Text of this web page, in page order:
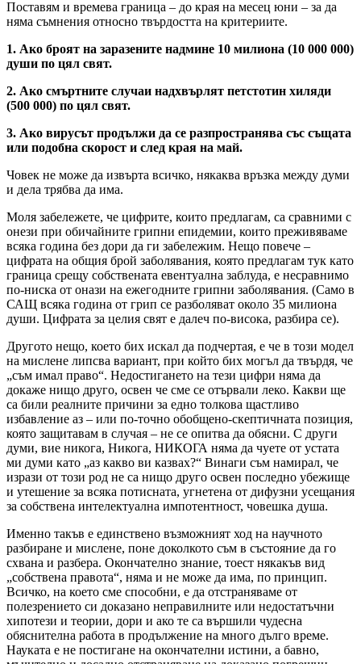
Поставям и времева граница – до края на месец юни – за да
няма съмнения относно твърдостта на критериите.
1. Ако броят на заразените надмине 10 милиона (10 000 000)
души по цял свят.
2. Ако смъртните случаи надхвърлят петстотин хиляди
(500 000) по цял свят.
3. Ако вирусът продължи да се разпространява със същата
или подобна скорост и след края на май.
Човек не може да извърта всичко, някаква връзка между думи
и дела трябва да има.
Моля забележете, че цифрите, които предлагам, са сравними с
онези при обичайните грипни епидемии, които преживяваме
всяка година без дори да ги забележим. Нещо повече –
цифрата на общия брой заболявания, която предлагам тук като
граница срещу собствената евентуална заблуда, е несравнимо
по-ниска от онази на ежегодните грипни заболявания. (Само в
САЩ всяка година от грип се разболяват около 35 милиона
души. Цифрата за целия свят е далеч по-висока, разбира се).
Другото нещо, което бих искал да подчертая, е че в този модел
на мислене липсва вариант, при който бих могъл да твърдя, че
„съм имал право“. Недостигането на тези цифри няма да
докаже нищо друго, освен че сме се отървали леко. Какви ще
са били реалните причини за едно толкова щастливо
избавление аз – или по-точно обобщено-скептичната позиция,
която защитавам в случая – не се опитва да обясни. С други
думи, вие никога, Никога, НИКОГА няма да чуете от устата
ми думи като „аз какво ви казвах?“ Винаги съм намирал, че
изрази от този род не са нищо друго освен последно убежище
и утешение за всяка потисната, угнетена от дифузни усещания
за собствена интелектуална импотентност, човешка душа.
Именно такъв е единствено възможният ход на научното
разбиране и мислене, поне доколкото съм в състояние да го
схвана и разбера. Окончателно знание, тоест някакъв вид
„собствена правота“, няма и не може да има, по принцип.
Всичко, на което сме способни, е да отстраняваме от
полезрението си доказано неправилните или недостатъчни
хипотези и теории, дори и ако те са вършили чудесна
обяснителна работа в продължение на много дълго време.
Науката е не постигане на окончателни истини, а бавно,